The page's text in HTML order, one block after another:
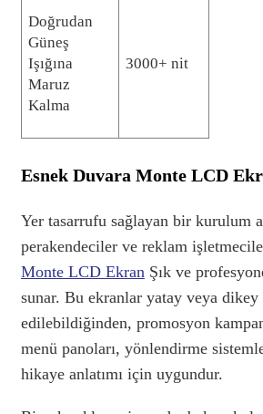
Doğrudan
Güneş
Işığına
Maruz
Kalma
3000+ nit
Esnek Duvara Monte LCD
Yer tasarrufu sağlayan bir kurulum
perakendeciler ve reklam
Monte LCD Ekran Şık ve
sunar. Bu ekranlar yatay veya
edilebildiğinden, promosyon
menü panoları, yönlendirme
hikaye anlatımı için uygundur.